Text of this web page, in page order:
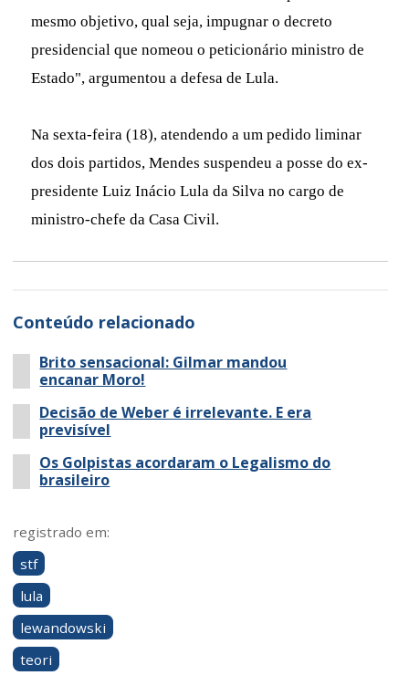
mesmo objetivo, qual seja, impugnar o decreto
presidencial que nomeou o peticionário ministro de
Estado", argumentou a defesa de Lula.
Na sexta-feira (18), atendendo a um pedido liminar
dos dois partidos, Mendes suspendeu a posse do ex-
presidente Luiz Inácio Lula da Silva no cargo de
ministro-chefe da Casa Civil.
Conteúdo relacionado
Brito sensacional: Gilmar mandou
encanar Moro!
Decisão de Weber é irrelevante. E era
previsível
Os Golpistas acordaram o Legalismo do
brasileiro
registrado em:
stf
lula
lewandowski
teori